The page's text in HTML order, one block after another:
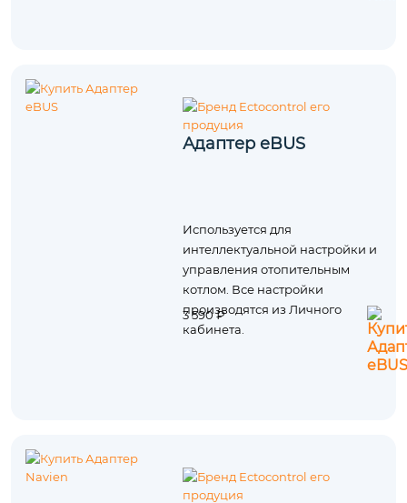
Адаптер eBUS
Используется для
интеллектуальной настройки и
управления отопительным
котлом. Все настройки
производятся из Личного
кабинета.
3 590 ₽